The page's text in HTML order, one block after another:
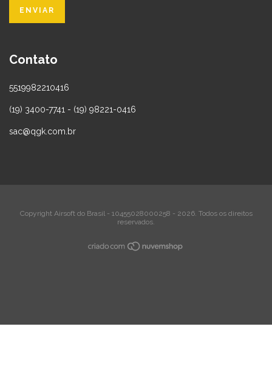
Contato
5519982210416
(19) 3400-7741 - (19) 98221-0416
sac@qgk.com.br
Copyright Airsoft do Brasil - 10455028000258 - 2026. Todos os direitos
reservados.